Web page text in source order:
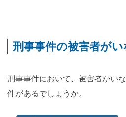
刑事事件の被害者が
刑事事件において、被害者がい
件があるでしょうか。